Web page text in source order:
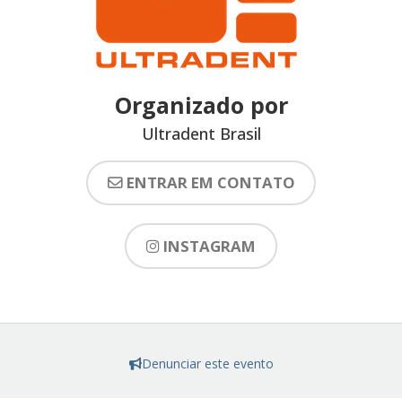
Organizado por
Ultradent Brasil
ENTRAR EM CONTATO
INSTAGRAM
Denunciar este evento